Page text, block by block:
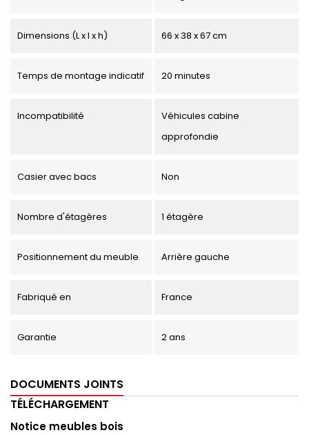
Dimensions (L x l x h) 66 x 38 x 67 cm
Temps de montage indicatif 20 minutes
Incompatibilité
Véhicules cabine
approfondie
Casier avec bacs Non
Nombre d'étagères 1 étagère
Positionnement du meuble Arrière gauche
Fabriqué en France
Garantie 2 ans
DOCUMENTS JOINTS
TÉLÉCHARGEMENT
Notice meubles bois